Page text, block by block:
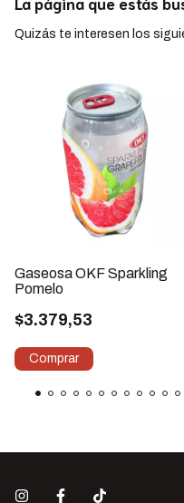
Quizás te interesen los
Gaseosa OKF Sparkling
Pomelo
$3.379,53